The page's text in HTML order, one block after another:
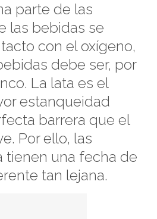
parte de las
las bebidas se
con el oxígeno,
debe ser, por
La lata es el
estanqueidad
barrera que el
Por ello, las
tienen una fecha de
tan lejana.